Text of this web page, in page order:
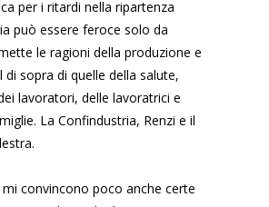
per i ritardi nella ripartenza
può essere feroce solo da
le ragioni della produzione e
sopra di quelle della salute,
lavoratori, delle lavoratrici e
La Confindustria, Renzi e il
mi convincono poco anche certe